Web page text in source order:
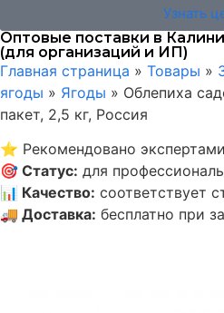
Узнать
Оптовые поставки в
(для организаций и ИП)
Главная страница » Товары »
ягоды » Ягоды » Облепиха
пакет, 2,5 кг, Россия
⭐ Рекомендовано
🎯 Статус: для
📊 Качество: соответствует
🚚 Доставка: бесплатно при